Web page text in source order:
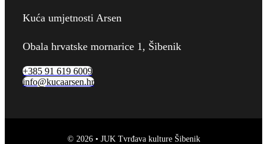
Kuća umjetnosti Arsen
Obala hrvatske mornarice 1, Šibenik
+385 91 619 6009
info@kucaarsen.hr
© 2026 • JUK Tvrđava kulture Šibenik